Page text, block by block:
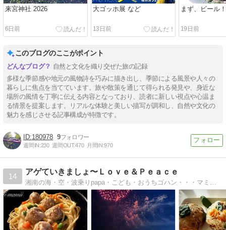
来宮神社 2026
6日前
大ゴッホ展 など
13日前
まず、ビール！
19日前
このブログのここがポイント
自然と文化を織り交ぜた旅の記録
多様な季節感や地元の風物詩を巧みに描き出し、季節による風景や人々の
暮らしに焦点を当てています。旅や散策を通じて得られる発見や、身近な
場所の風情を丁寧に伝える内容となっており、読者に新しい視点や心温ま
る情景を提案します。リアルな体験と美しい描写が調和し、自然や文化の
魅力を感じさせる記事構成が特徴です。
180978 9
週間IN:230 週間OUT:470 月間IN:970
14
アゲていきましょ〜Ｌｏｖｅ＆Ｐｅａｃｅ